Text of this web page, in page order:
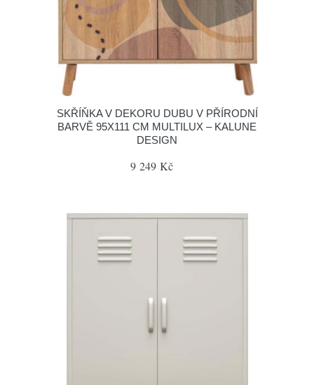
SKŘÍŇKA V DEKORU DUBU V PŘÍRODNÍ
BARVĚ 95X111 CM MULTILUX – KALUNE
DESIGN
9 249 Kč